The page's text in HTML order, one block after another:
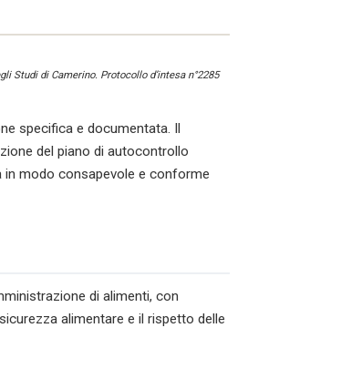
Studi di Camerino. Protocollo d’intesa n°2285
specifica e documentata. Il
del piano di autocontrollo
in modo consapevole e conforme
di alimenti, con
alimentare e il rispetto delle